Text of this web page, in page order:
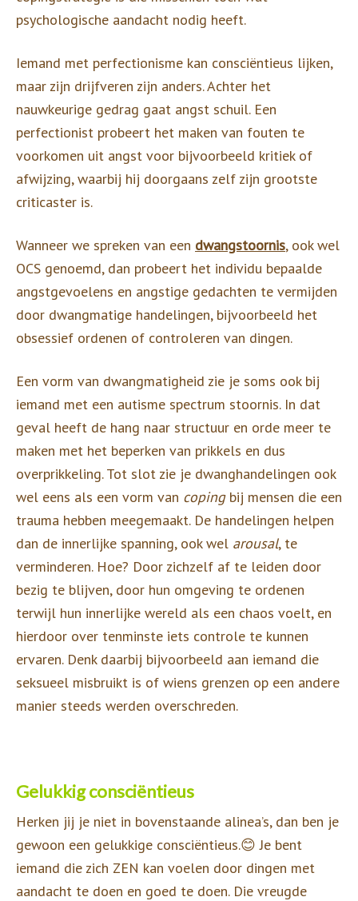
psychologische aandacht nodig heeft.
Iemand met perfectionisme kan consciëntieus lijken,
maar zijn drijfveren zijn anders. Achter het
nauwkeurige gedrag gaat angst schuil. Een
perfectionist probeert het maken van fouten te
voorkomen uit angst voor bijvoorbeeld kritiek of
afwijzing, waarbij hij doorgaans zelf zijn grootste
criticaster is.
Wanneer we spreken van een dwangstoornis, ook wel
OCS genoemd, dan probeert het individu bepaalde
angstgevoelens en angstige gedachten te vermijden
door dwangmatige handelingen, bijvoorbeeld het
obsessief ordenen of controleren van dingen.
Een vorm van dwangmatigheid zie je soms ook bij
iemand met een autisme spectrum stoornis. In dat
geval heeft de hang naar structuur en orde meer te
maken met het beperken van prikkels en dus
overprikkeling. Tot slot zie je dwanghandelingen ook
wel eens als een vorm van copingbij mensen die een
trauma hebben meegemaakt. De handelingen helpen
dan de innerlijke spanning, ook wel arousal, te
verminderen. Hoe? Door zichzelf af te leiden door
bezig te blijven, door hun omgeving te ordenen
terwijl hun innerlijke wereld als een chaos voelt, en
hierdoor over tenminste iets controle te kunnen
ervaren. Denk daarbij bijvoorbeeld aan iemand die
seksueel misbruikt is of wiens grenzen op een andere
manier steeds werden overschreden.
Gelukkig consciëntieus
Herken jij je niet in bovenstaande alinea’s, dan ben je
gewoon een gelukkige consciëntieus.😊 Je bent
iemand die zich ZEN kan voelen door dingen met
aandacht te doen en goed te doen. Die vreugde